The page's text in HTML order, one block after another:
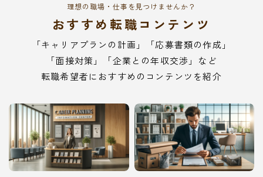
理想の職場・仕事を見つけませんか？
おすすめ転職コンテンツ
「キャリアプランの計画」「応募書類の作成」
「面接対策」「企業との年収交渉」など
転職希望者におすすめのコンテンツを紹介